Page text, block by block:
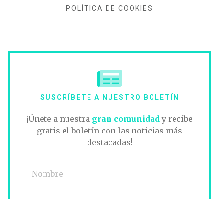
POLÍTICA DE COOKIES
SUSCRÍBETE A NUESTRO BOLETÍN
¡Únete a nuestra gran comunidady recibe
gratis el boletín con las noticias más
destacadas!